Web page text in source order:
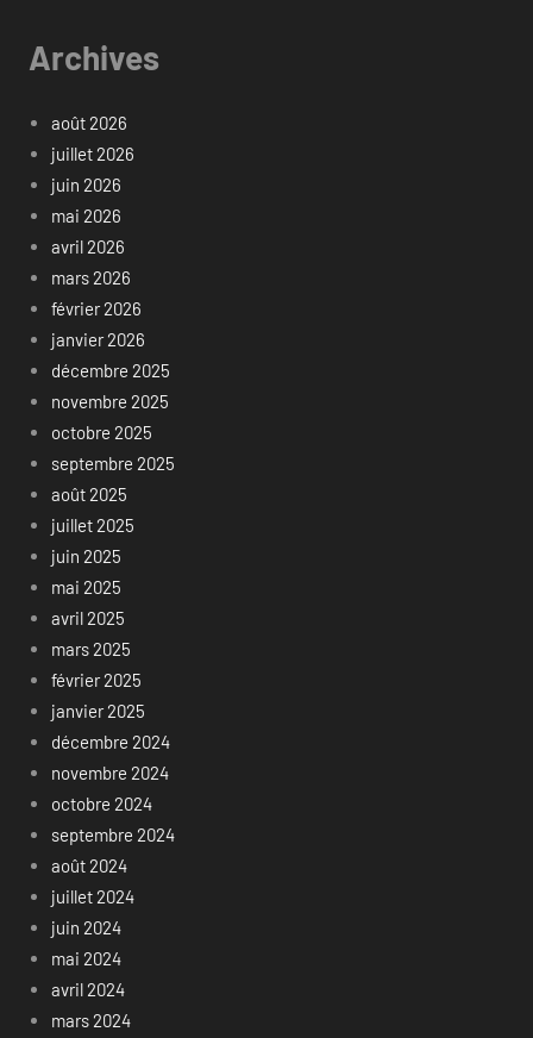
Archives
août 2026
juillet 2026
juin 2026
mai 2026
avril 2026
mars 2026
février 2026
janvier 2026
décembre 2025
novembre 2025
octobre 2025
septembre 2025
août 2025
juillet 2025
juin 2025
mai 2025
avril 2025
mars 2025
février 2025
janvier 2025
décembre 2024
novembre 2024
octobre 2024
septembre 2024
août 2024
juillet 2024
juin 2024
mai 2024
avril 2024
mars 2024